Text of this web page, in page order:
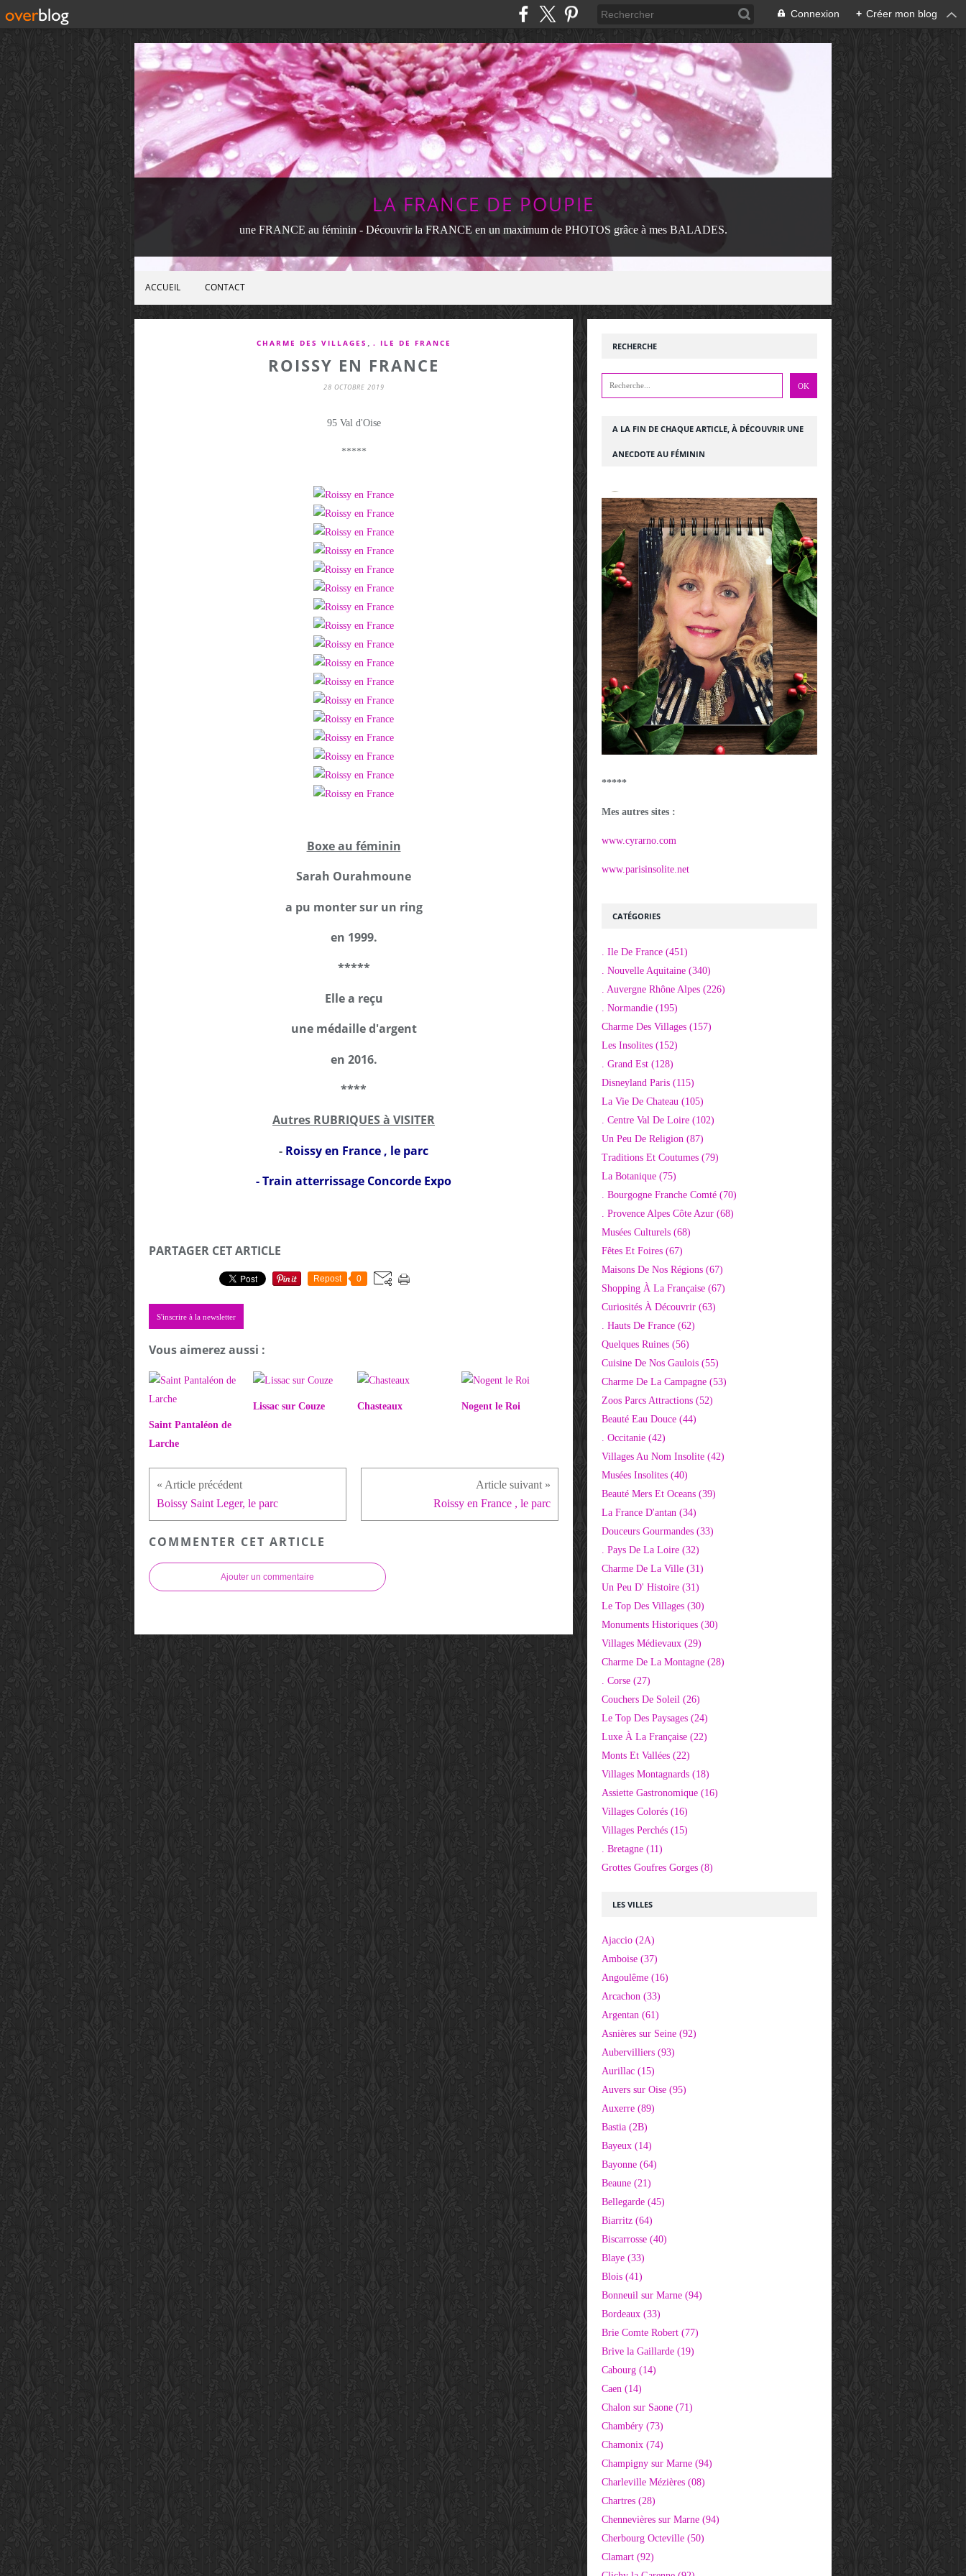
Connexion + Créer mon blog
LA FRANCE DE POUPIE
une FRANCE au féminin - Découvrir la FRANCE en un maximum de PHOTOS grâce à mes BALADES.
ACCUEIL CONTACT
CHARME DES VILLAGES . ILE DE FRANCE
ROISSY EN FRANCE
28 OCTOBRE 2019
95 Val d'Oise
*****
Boxe au féminin
Sarah Ourahmoune
a pu monter sur un ring
en 1999.
*****
Elle a reçu
une médaille d'argent
en 2016.
****
Autres RUBRIQUES à VISITER
- Roissy en France , le parc
-Train atterrissage Concorde Expo
PARTAGER CET ARTICLE
Repost 0
S'inscrire à la newsletter
Vous aimerez aussi :
Saint Pantaléon de
Larche
Lissac sur Couze Chasteaux Nogent le Roi
Boissy Saint Leger, le parc Roissy en France , le parc
COMMENTER CET ARTICLE
Ajouter un commentaire
RECHERCHE
LES VILLES
Ajaccio (2A)
Amboise (37)
Angoulême (16)
Arcachon (33)
Argentan (61)
Asnières sur Seine (92)
Aubervilliers (93)
Aurillac (15)
Auvers sur Oise (95)
Auxerre (89)
Bastia (2B)
Bayeux (14)
Bayonne (64)
Beaune (21)
Bellegarde (45)
Biarritz (64)
Biscarrosse (40)
Blaye (33)
Blois (41)
Bonneuil sur Marne (94)
Bordeaux (33)
Brie Comte Robert (77)
Brive la Gaillarde (19)
Cabourg (14)
Caen (14)
Chalon sur Saone (71)
Chambéry (73)
Chamonix (74)
Champigny sur Marne (94)
Charleville Mézières (08)
Chartres (28)
Chennevières sur Marne (94)
Cherbourg Octeville (50)
Clamart (92)
CATÉGORIES
. Ile De France (451)
. Nouvelle Aquitaine (340)
. Auvergne Rhône Alpes (226)
. Normandie (195)
Charme Des Villages (157)
Les Insolites (152)
. Grand Est (128)
Disneyland Paris (115)
La Vie De Chateau (105)
. Centre Val De Loire (102)
Un Peu De Religion (87)
Traditions Et Coutumes (79)
La Botanique (75)
. Bourgogne Franche Comté (70)
. Provence Alpes Côte Azur (68)
Musées Culturels (68)
Fêtes Et Foires (67)
Maisons De Nos Régions (67)
Shopping À La Française (67)
Curiosités À Découvrir (63)
. Hauts De France (62)
Quelques Ruines (56)
Cuisine De Nos Gaulois (55)
Charme De La Campagne (53)
Zoos Parcs Attractions (52)
Beauté Eau Douce (44)
. Occitanie (42)
Villages Au Nom Insolite (42)
Musées Insolites (40)
Beauté Mers Et Oceans (39)
La France D'antan (34)
Douceurs Gourmandes (33)
. Pays De La Loire (32)
Charme De La Ville (31)
Un Peu D' Histoire (31)
Le Top Des Villages (30)
Monuments Historiques (30)
Villages Médievaux (29)
Charme De La Montagne (28)
. Corse (27)
Couchers De Soleil (26)
Le Top Des Paysages (24)
Luxe À La Française (22)
Monts Et Vallées (22)
Villages Montagnards (18)
Assiette Gastronomique (16)
Villages Colorés (16)
Villages Perchés (15)
. Bretagne (11)
Grottes Goufres Gorges (8)
A LA FIN DE CHAQUE ARTICLE, À DÉCOUVRIR UNE
ANECDOTE AU FÉMININ
*****
Mes autres sites :
www.cyrarno.com
www.parisinsolite.net